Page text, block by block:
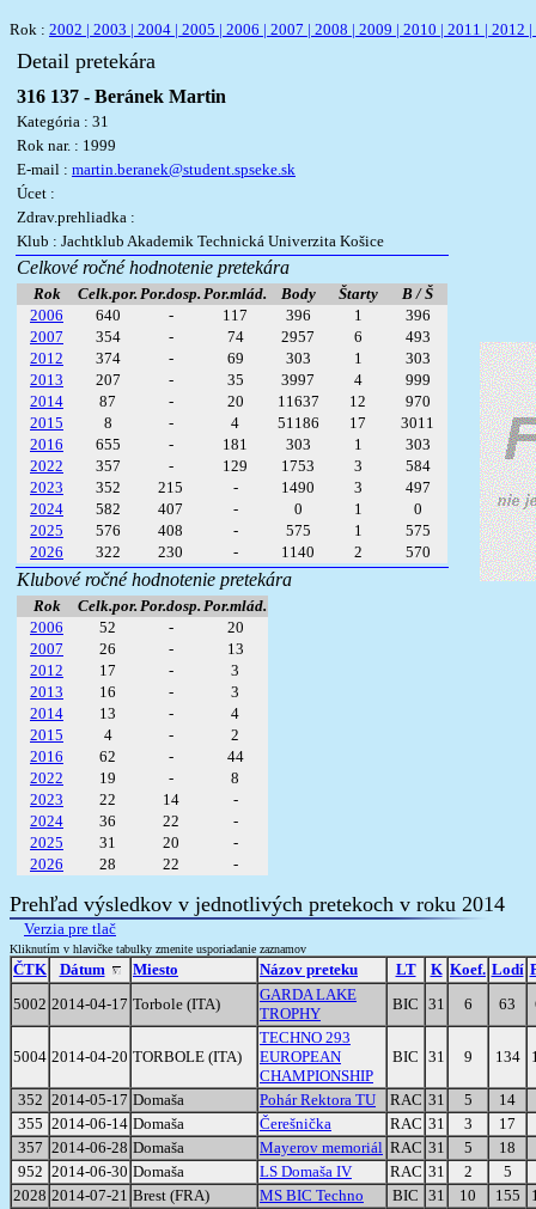
Rok : 2002 | 2003 | 2004 | 2005 | 2006 | 2007 | 2008 | 2009 | 2010 | 2011 | 2012 |
Detail pretekára
316 137 - Beránek Martin
Kategória : 31
Rok nar. : 1999
E-mail : martin.beranek@student.spseke.sk
Úcet :
Zdrav.prehliadka :
Klub : Jachtklub Akademik Technická Univerzita Košice
Celkové ročné hodnotenie pretekára
Rok Celk.por. Por.dosp. Por.mlád. Body Štarty
B / Š
2006
640 - 117 396 1
396
2007
354 - 74 2957 6
493
2012
374 - 69 303 1
303
2013
207 - 35 3997 4
999
2014
87 - 20 11637 12
970
2015
8 - 4 51186 17
3011
2016
655 - 181 303 1
303
2022
357 - 129 1753 3
584
2023
352 215 - 1490 3
497
2024
582 407 - 0 1
0
2025
576 408 - 575 1
575
2026
322 230 - 1140 2 570
Klubové ročné hodnotenie pretekára
Rok Celk.por. Por.dosp. Por.mlád.
2006
52 -
20
2007
26 -
13
2012
17 -
3
2013
16 -
3
2014
13 -
4
2015
4 -
2
2016
62 -
44
2022
19 -
8
2023
22 14
-
2024
36 22
-
2025
31 20
-
2026
28 22 -
Prehľad výsledkov v jednotlivých pretekoch v roku 2014
Verzia pre tlač
Kliknutím v hlavičke tabulky zmenite usporiadanie zaznamov
ČTK Dátum Miesto Názov preteku LT K Koef. Lodí
5002 2014-04-17 Torbole (ITA)
GARDA LAKE
TROPHY
BIC 31 6 63
5004 2014-04-20 TORBOLE (ITA)
TECHNO 293
EUROPEAN
CHAMPIONSHIP
BIC 31 9 134
352 2014-05-17 Domaša Pohár Rektora TU RAC 31 5 14
355 2014-06-14 Domaša Čerešnička RAC 31 3 17
357 2014-06-28 Domaša Mayerov memoriál RAC 31 5 18
952 2014-06-30 Domaša LS Domaša IV RAC 31 2
5
2028 2014-07-21 Brest (FRA) MS BIC Techno BIC 31 10 155